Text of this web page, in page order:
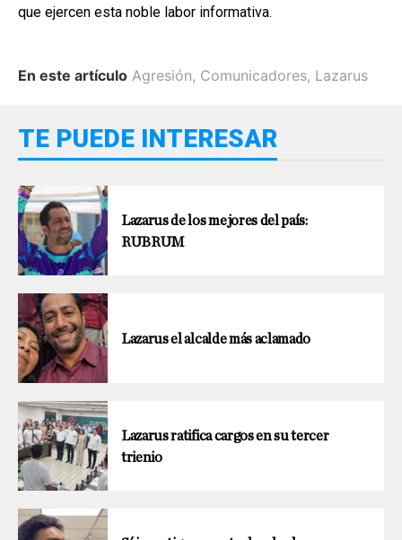
que ejercen esta noble labor informativa.
En este artículo Agresión, Comunicadores, Lazarus
TE PUEDE INTERESAR
Lazarus de los mejores del país:
RUBRUM
Lazarus el alcalde más aclamado
Lazarus ratifica cargos en su tercer
trienio